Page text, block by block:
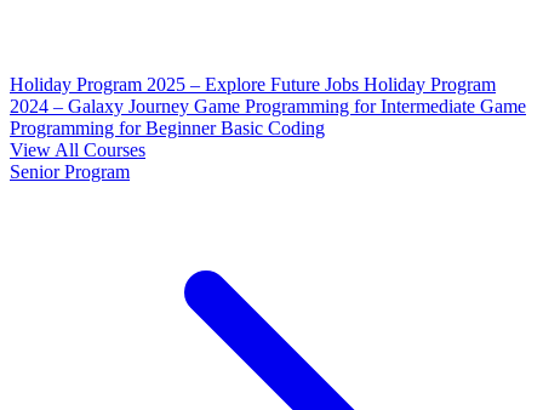
Holiday Program 2025 – Explore Future Jobs Holiday Program
2024 – Galaxy Journey Game Programming for Intermediate Game
Programming for Beginner Basic Coding
View All Courses
Senior Program